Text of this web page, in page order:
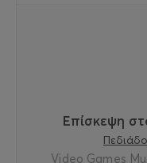
Επίσκεψη
Video Games